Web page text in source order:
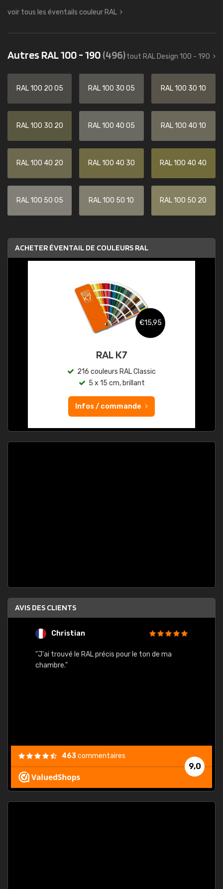
voir tous les éventails couleur RAL
Autres RAL 100 - 190(496)tout RAL Design 100 - 190
RAL 100 20 05 RAL 100 30 05 RAL 100 30 10
RAL 100 30 20 RAL 100 40 05 RAL 100 40 10
RAL 100 40 20 RAL 100 40 30 RAL 100 40 40
RAL 100 50 05 RAL 100 50 10 RAL 100 50 20
ACHETER ÉVENTAIL DE COULEURS RAL
€15,95
RAL K7
216 couleurs RAL Classic
5 x 15 cm, brillant
Infos / commande
AVIS DES CLIENTS
Christian
"J'ai trouvé le RAL précis pour le ton de ma
chambre."
9,0
463commentaires